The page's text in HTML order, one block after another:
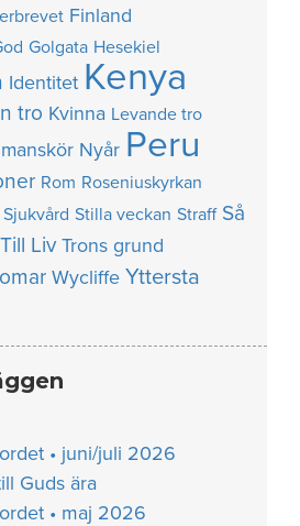
Finland
Golgata Hesekiel
Identitet Kenya
tro Kvinna Levande tro
manskör Nyår Peru
Rom Roseniuskyrkan
Sjukvård Stilla veckan Straff Så
Till Liv Trons grund
Wycliffe Yttersta
• juni/juli 2026
Guds ära
• maj 2026